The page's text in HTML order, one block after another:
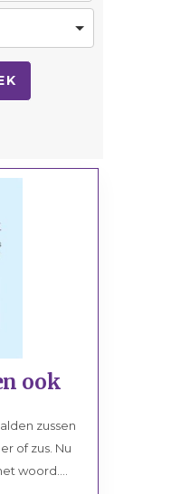
ook
zussen
of zus. Nu
woord....